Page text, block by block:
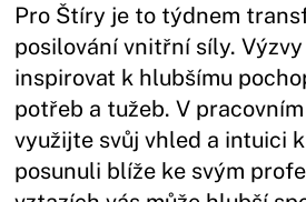
Pro Štíry je to týdnem
posilování vnitřní síly. Výzvy
inspirovat k hlubšímu
potřeb a tužeb. V
využijte svůj vhled a intuici
posunuli blíže ke svým